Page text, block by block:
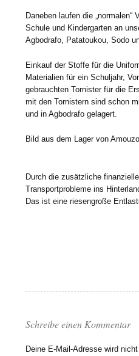
Daneben laufen die
Schule und Kindergarten an
Agbodrafo, Patatoukou, Sodo
Einkauf der Stoffe für die
Materialien für ein Schuljahr,
gebrauchten Tornister für die
mit den Tornistern sind schon
und in Agbodrafo gelagert.
Bild aus dem Lager von
Durch die zusätzliche
Transportprobleme ins
Das ist eine riesengroße
Schreibe einen Kommentar
Deine E-Mail-Adresse wird